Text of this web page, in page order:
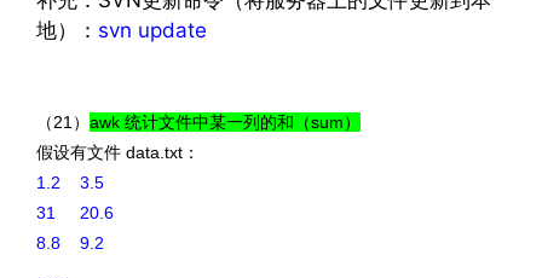
地）： svn update
（21） awk 统计文件中某一列的和（sum）
假设有文件 data.txt：
1.2 3.5
31 20.6
8.8 9.2
……